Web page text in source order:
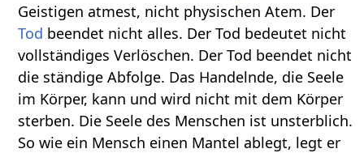
Geistigen atmest, nicht physischen Atem. Der
Tod beendet nicht alles. Der Tod bedeutet nicht
vollständiges Verlöschen. Der Tod beendet nicht
die ständige Abfolge. Das Handelnde, die Seele
im Körper, kann und wird nicht mit dem Körper
sterben. Die Seele des Menschen ist unsterblich.
So wie ein Mensch einen Mantel ablegt, legt er